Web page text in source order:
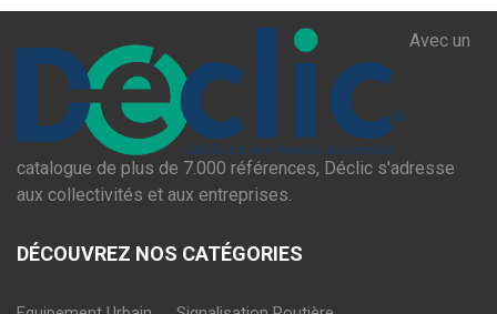
Avec un
catalogue de plus de 7.000 références, Déclic s'adresse
aux collectivités et aux entreprises.
DÉCOUVREZ NOS CATÉGORIES